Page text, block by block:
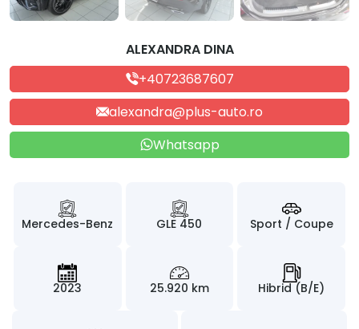
ALEXANDRA DINA
+40723687607
alexandra@plus-auto.ro
Whatsapp
Mercedes-Benz GLE 450 Sport / Coupe
2023 25.920 km Hibrid (B/E)